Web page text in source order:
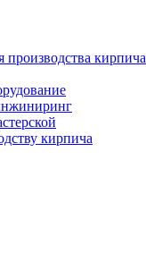
производства кирпича
кирпича